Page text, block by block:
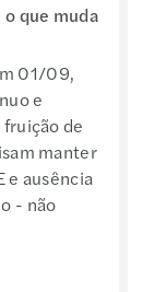
que muda
01/09,
e
de
manter
e ausência
- não